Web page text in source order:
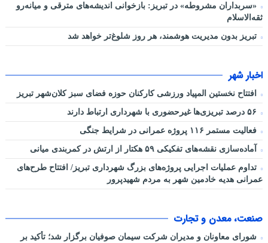
«سربداران مشروطه» در تبریز: بازخوانی اندیشه‌های مترقی و میانه‌رو
ثقه‌الاسلام
تبریز بدون مدیریت هوشمند، هر روز شلوغ‌تر خواهد شد
اخبار شهر
افتتاح نخستین المپیاد ورزشی کارکنان حوزه فضای سبز کلان‌شهر تبریز
فعالیت مستمر ۱۱۶ پروژه عمرانی در شرایط جنگی
آماده‌سازی نقشه‌های تفکیکی ۵۹ هکتار از ارتش در کمربندی میانی
تداوم عملیات اجرایی پروژه‌های بزرگ شهرداری تبریز/ افتتاح طرح‌های
عمرانی هدیه خادمین شهر به مردم شهیدپرور
صنعت، معدن و تجارت
شورای معاونان و مدیران شرکت سیمان صوفیان برگزار شد؛ تأکید بر